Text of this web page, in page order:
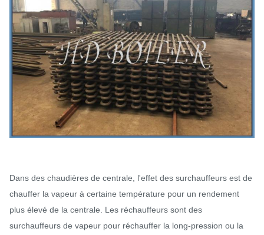
Dans des chaudières de centrale, l'effet des surchauffeurs est de
chauffer la vapeur à certaine température pour un rendement
plus élevé de la centrale. Les réchauffeurs sont des
surchauffeurs de vapeur pour réchauffer la long-pression ou la